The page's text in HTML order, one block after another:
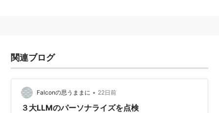
関連ブログ
Falconの思うままに • 22日前
３大LLMのパーソナライズを点検